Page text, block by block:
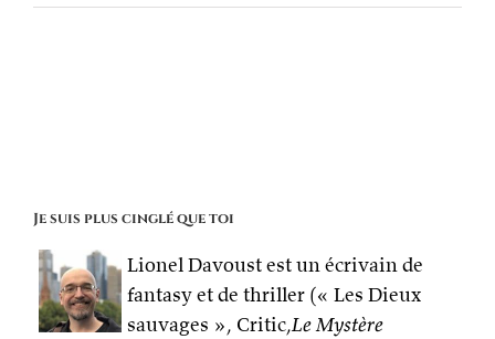
Technique
Vie
Je suis plus cinglé que toi
Lionel Davoust est un écrivain de
fantasy et de thriller (« Les Dieux
sauvages », Critic,Le Mystère